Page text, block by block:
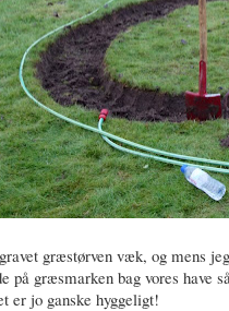
græstørven væk, og mens
på græsmarken bag vores have
er jo ganske hyggeligt!